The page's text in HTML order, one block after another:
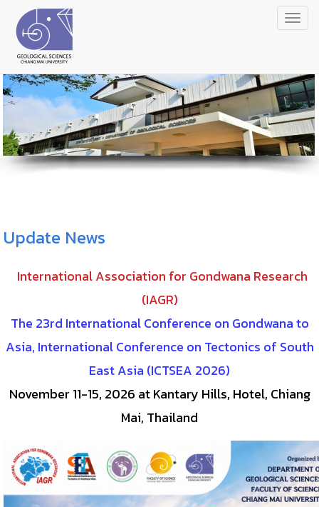
Update News
International Association for Gondwana Research
(IAGR)
The 23rd International Conference on Gondwana to
Asia, International Conference on Tectonics of South
East Asia (ICTSEA 2026)
November 11-15, 2026 at Kantary Hills, Hotel, Chiang
Mai, Thailand